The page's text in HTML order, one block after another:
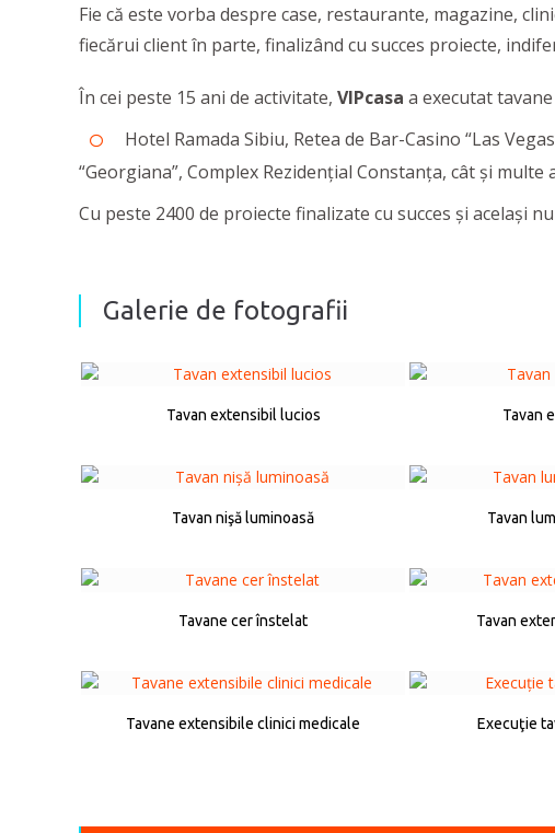
Fie că este vorba despre case, restaurante, magazine,
fiecărui client în parte, finalizând cu succes proiecte,
În cei peste 15 ani de activitate, VIPcasa a executat
Hotel Ramada Sibiu, Retea de Bar-Casino “Las
“Georgiana”, Complex Rezidențial Constanța, cât și
Cu peste 2400 de proiecte finalizate cu succes și același
Galerie de fotografii
Tavan extensibil lucios Tavan
Tavan nişă luminoasă Tavan
Tavane cer înstelat Tavan
Tavane extensibile clinici medicale Execuţie